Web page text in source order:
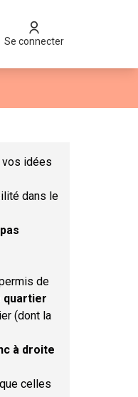
Se connecter
vos idées
dans le
de
quartier
(dont la
à droite
celles